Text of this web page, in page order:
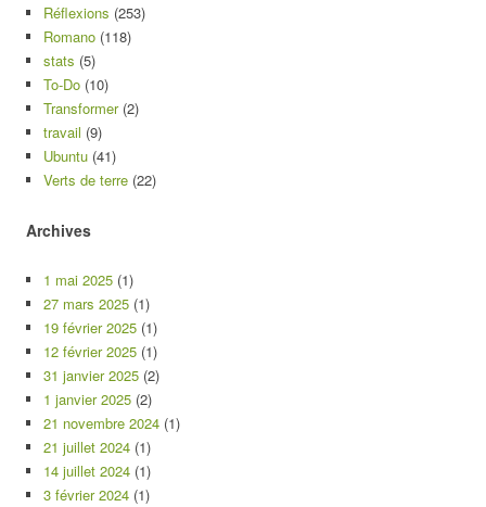
Réflexions (253)
Romano (118)
stats (5)
To-Do (10)
Transformer(2)
travail (9)
Ubuntu (41)
Verts de terre (22)
Archives
1 mai 2025 (1)
27 mars 2025 (1)
19 février 2025 (1)
12 février 2025 (1)
31 janvier 2025 (2)
1 janvier 2025 (2)
21 novembre 2024 (1)
21 juillet 2024 (1)
14 juillet 2024 (1)
3 février 2024 (1)